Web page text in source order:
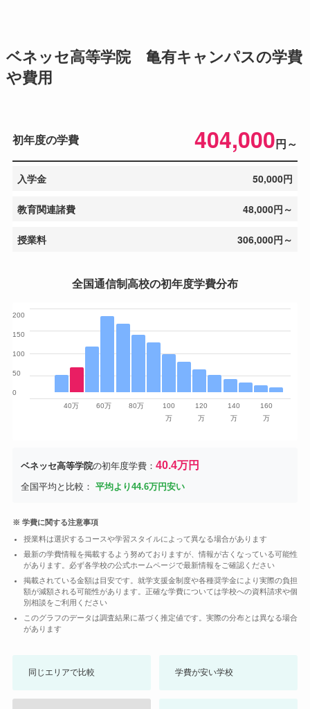
ベネッセ高等学院 亀有キャンパスの学費
や費用
初年度の学費 404,000円～
入学金 50,000円
教育関連諸費 48,000円～
授業料 306,000円～
全国通信制高校の初年度学費分布
0
50
100
150
200
40万 60万 80万
100
万
120
万
140
万
160
万
ベネッセ高等学院の初年度学費： 40.4万円
全国平均と比較： 平均より44.6万円安い
※ 学費に関する注意事項
授業料は選択するコースや学習スタイルによって異なる場合があります
最新の学費情報を掲載するよう努めておりますが、情報が古くなっている可能性
があります。必ず各学校の公式ホームページで最新情報をご確認ください
掲載されている金額は目安です。就学支援金制度や各種奨学金により実際の負担
額が減額される可能性があります。正確な学費については学校への資料請求や個
別相談をご利用ください
このグラフのデータは調査結果に基づく推定値です。実際の分布とは異なる場合
があります
同じエリアで比較 学費が安い学校